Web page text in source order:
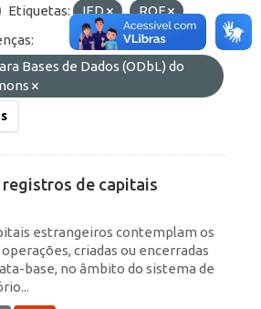
Etiquetas: IED
ROF
Bases de Dados (ODbL) do
registros de capitais
estrangeiros contemplam os
criadas ou encerradas
base, no âmbito do sistema de